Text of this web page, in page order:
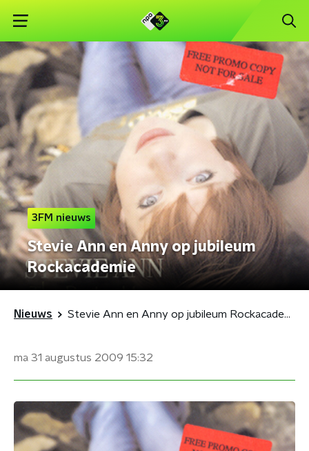
3FM nieuws
Stevie Ann en Anny op jubileum
Rockacademie
Nieuws Stevie Ann en Anny op jubileum Rockacademie
ma 31 augustus 2009 15:32